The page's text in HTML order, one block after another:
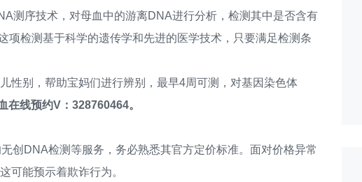
序技术，对母血中的游离DNA进行分析，检测其中是否含有
项检测基于科学的遗传学和先进的医学技术，只要满足检测条
别，帮助宝妈们进行辨别，最早4周可测，对基因染色体
在线预约V：328760464。
DNA检测等服务，务必熟悉其官方定价标准。面对价格异常
可能预示着欺诈行为。